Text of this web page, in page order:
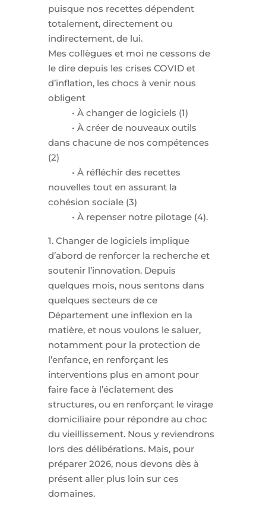
puisque nos recettes dépendent
totalement, directement ou
indirectement, de lui.
Mes collègues et moi ne cessons de
le dire depuis les crises COVID et
d’inflation, les chocs à venir nous
obligent
• À changer de logiciels (1)
• À créer de nouveaux outils
dans chacune de nos compétences
(2)
• À réfléchir des recettes
nouvelles tout en assurant la
cohésion sociale (3)
• À repenser notre pilotage (4).
1. Changer de logiciels implique
d’abord de renforcer la recherche et
soutenir l’innovation. Depuis
quelques mois, nous sentons dans
quelques secteurs de ce
Département une inflexion en la
matière, et nous voulons le saluer,
notamment pour la protection de
l’enfance, en renforçant les
interventions plus en amont pour
faire face à l’éclatement des
structures, ou en renforçant le virage
domiciliaire pour répondre au choc
du vieillissement. Nous y reviendrons
lors des délibérations. Mais, pour
préparer 2026, nous devons dès à
présent aller plus loin sur ces
domaines.